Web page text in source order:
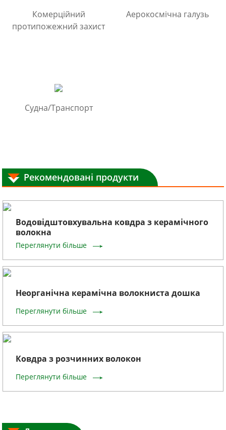
Комерційний
протипожежний захист
Аерокосмічна галузь
Судна/Транспорт
Рекомендовані продукти
Водовідштовхувальна ковдра з керамічного
волокна
Переглянути більше
Неорганічна керамічна волокниста дошка
Переглянути більше
Ковдра з розчинних волокон
Переглянути більше